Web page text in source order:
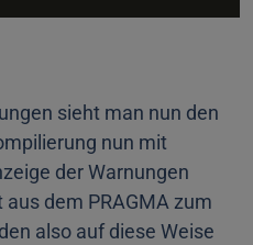
sieht man nun den
nun mit
der Warnungen
dem PRAGMA zum
also auf diese Weise